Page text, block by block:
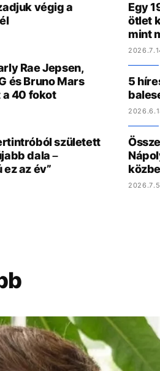
végig a
Rae Jepsen,
és Bruno Mars
a 40 fokot
született
dala –
az év”
Egy
ötlet
mint
5